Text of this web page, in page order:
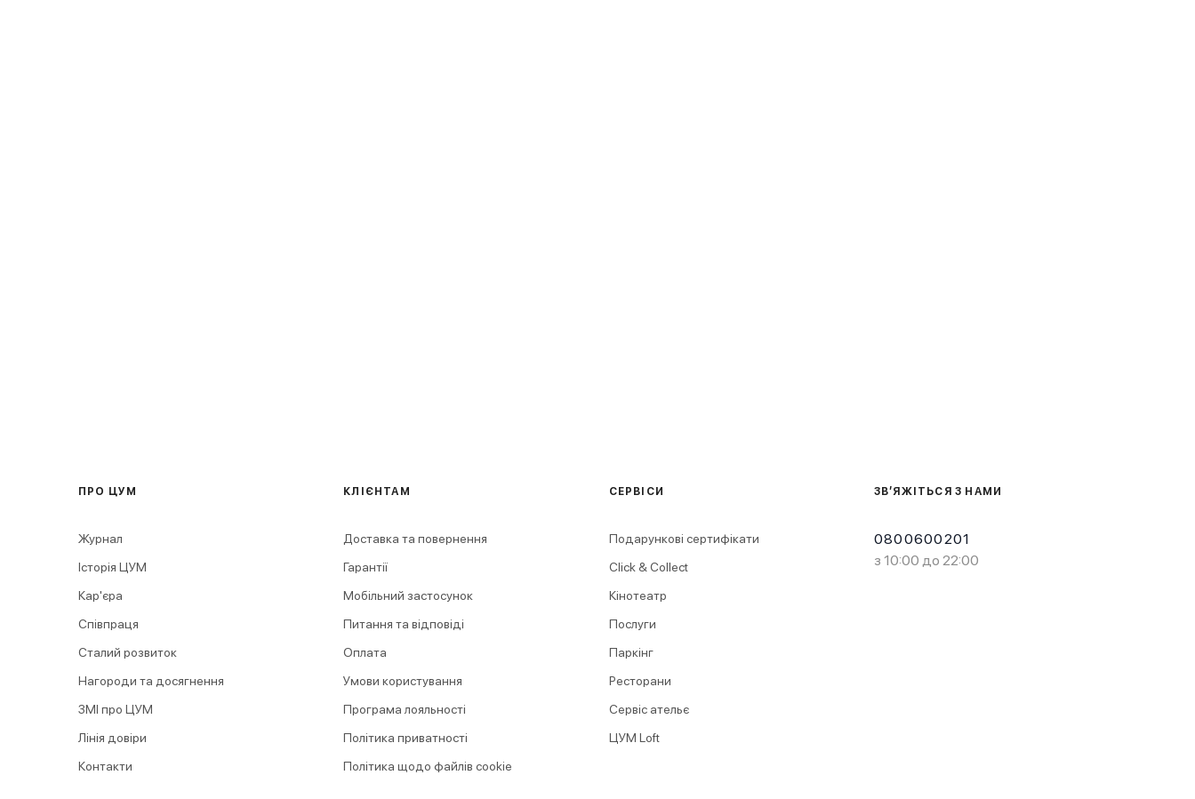
ЗВ’ЯЖІТЬСЯ З НАМИ
0800600201
з 10:00 до 22:00
ПРО ЦУМ
Журнал
Історія ЦУМ
Кар'єра
Співпраця
Сталий розвиток
Нагороди та досягнення
ЗМІ про ЦУМ
Лінія довіри
Контакти
КЛІЄНТАМ
Доставка та повернення
Гарантії
Мобільний застосунок
Питання та відповіді
Оплата
Умови користування
Програма лояльності
Політика приватності
Політика щодо файлів cookie
СЕРВІСИ
Подарункові сертифікати
Click & Collect
Кінотеатр
Послуги
Паркінг
Ресторани
Сервіс ательє
ЦУМ Loft